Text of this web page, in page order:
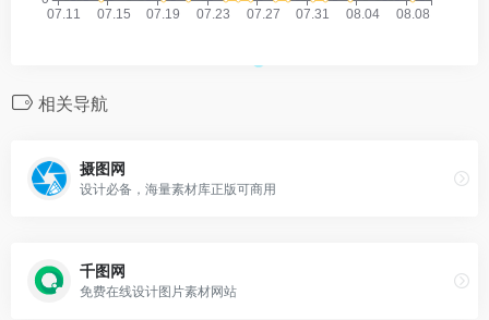
相关导航
摄图网
设计必备，海量素材库正版可商用
千图网
免费在线设计图片素材网站